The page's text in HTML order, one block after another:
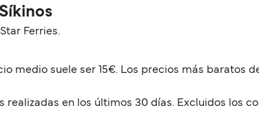
Ferries.
medio suele ser 15€. Los precios más baratos
en los últimos 30 días. Excluidos los